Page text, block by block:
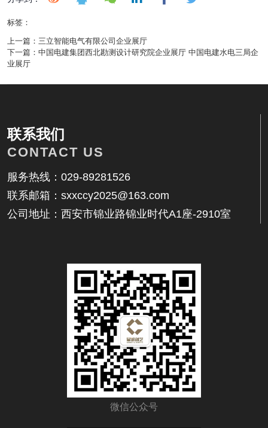
标签：
上一篇： 三立智能电气有限公司企业展厅
下一篇： 中国电建集团西北勘测设计研究院企业展厅 中国电建水电三局企
业展厅
找不到任何内容
联系我们
CONTACT US
服务热线：029-89281526
联系邮箱：sxxccy2025@163.com
公司地址：西安市锦业路锦业时代A1座-2910室
邮箱：17392559914@qq.com
电话：029-89281526
客服：17392559914
传真：029-89281526
微信公众号